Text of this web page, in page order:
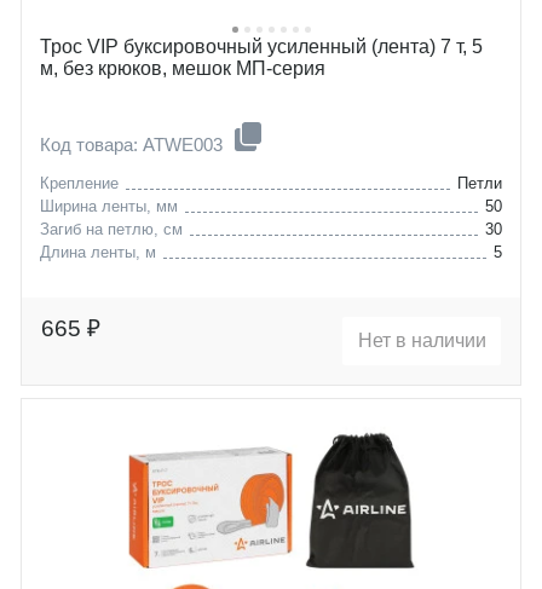
Трос VIP буксировочный усиленный (лента) 7 т, 5
м, без крюков, мешок МП-серия
Код товара: ATWE003
Крепление
Петли
Ширина ленты, мм
50
Загиб на петлю, см
30
Длина ленты, м
5
665 ₽ Нет в наличии